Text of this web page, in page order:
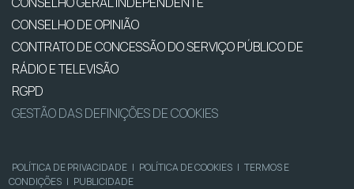
CONSELHO DE OPINIÃO
CONTRATO DE CONCESSÃO DO SERVIÇO PÚBLICO DE
RÁDIO E TELEVISÃO
RGPD
GESTÃO DAS DEFINIÇÕES DE COOKIES
POLÍTICA DE PRIVACIDADE | POLÍTICA DE COOKIES | TERMOS E
CONDIÇÕES | PUBLICIDADE